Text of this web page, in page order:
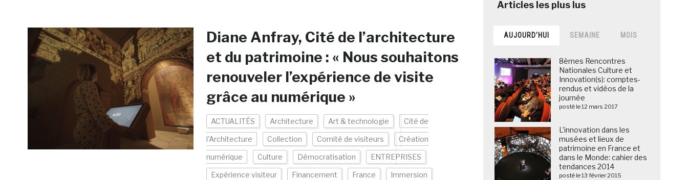
Diane Anfray, Cité de l’architecture
et du patrimoine : « Nous souhaitons
renouveler l’expérience de visite
grâce au numérique »
ACTUALITÉS Architecture Art & technologie Cité de
l'Architecture Collection Comité de visiteurs Création
numérique Culture Démocratisation ENTREPRISES
Expérience visiteur Financement France Immersion
AUJOURD’HUI SEMAINE MOIS
8èmes Rencontres
Nationales Culture et
Innovation(s): comptes-
rendus et vidéos de la
journée
posté le 12 mars 2017
L’innovation dans les
musées et lieux de
patrimoine en France et
dans le Monde: cahier des
tendances 2014
posté le 13 février 2015